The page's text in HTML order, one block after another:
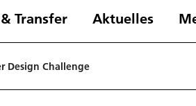
Transfer Aktuelles
Design Challenge